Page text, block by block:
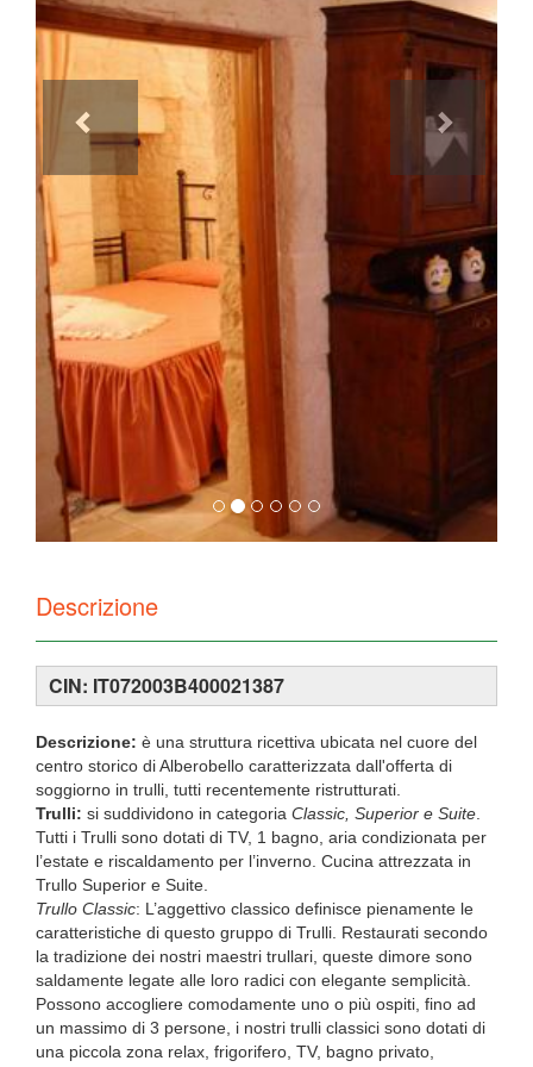
Descrizione
CIN: IT072003B400021387
Descrizione: è una struttura ricettiva ubicata nel cuore del
centro storico di Alberobello caratterizzata dall'offerta di
soggiorno in trulli, tutti recentemente ristrutturati.
Trulli: si suddividono in categoria Classic, Superior e Suite
Tutti i Trulli sono dotati di TV, 1 bagno, aria condizionata per
l’estate e riscaldamento per l’inverno. Cucina attrezzata in
Trullo Superior e Suite.
Trullo Classic: L’aggettivo classico definisce pienamente le
caratteristiche di questo gruppo di Trulli. Restaurati secondo
la tradizione dei nostri maestri trullari, queste dimore sono
saldamente legate alle loro radici con elegante semplicità.
Possono accogliere comodamente uno o più ospiti, fino ad
un massimo di 3 persone, i nostri trulli classici sono dotati di
una piccola zona relax, frigorifero, TV, bagno privato,